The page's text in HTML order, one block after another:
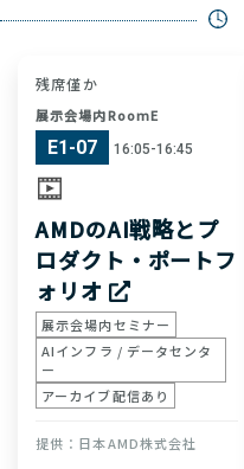
残席僅か
展示会場内RoomE
E1-07 16:05-16:45
AMDのAI戦略とプ
ロダクト・ポートフ
ォリオ
展示会場内セミナー
AIインフラ / データセンタ
ー
アーカイブ配信あり
日本AMD株式会社